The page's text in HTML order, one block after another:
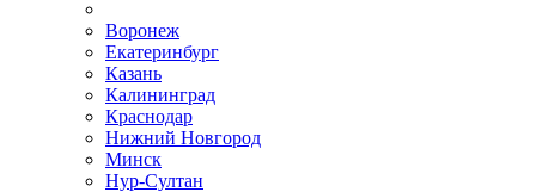
Воронеж
Екатеринбург
Казань
Калининград
Краснодар
Нижний Новгород
Минск
Нур-Султан